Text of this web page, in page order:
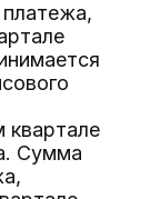
квартале
Сумма